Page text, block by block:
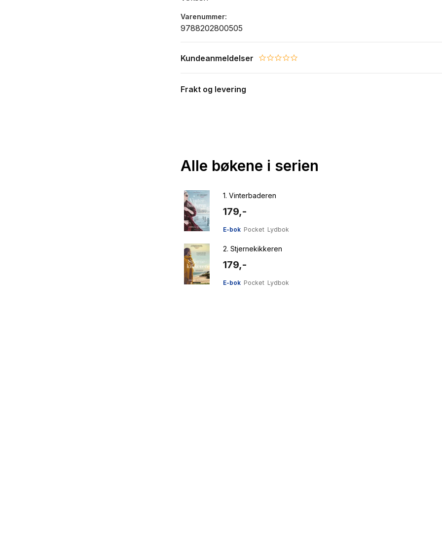
Varenummer
9788202800505
Kundeanmeldelser 0.0 star rating
Frakt og levering
Alle bøkene i serien
1. Vinterbaderen
179,-
E-bok Pocket Lydbok
2. Stjernekikkeren
179,-
E-bok Pocket Lydbok